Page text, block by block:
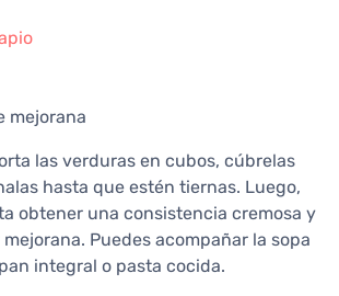
mejorana
las verduras en cubos, cúbrelas
hasta que estén tiernas. Luego,
obtener una consistencia cremosa y
Puedes acompañar la sopa
integral o pasta cocida.